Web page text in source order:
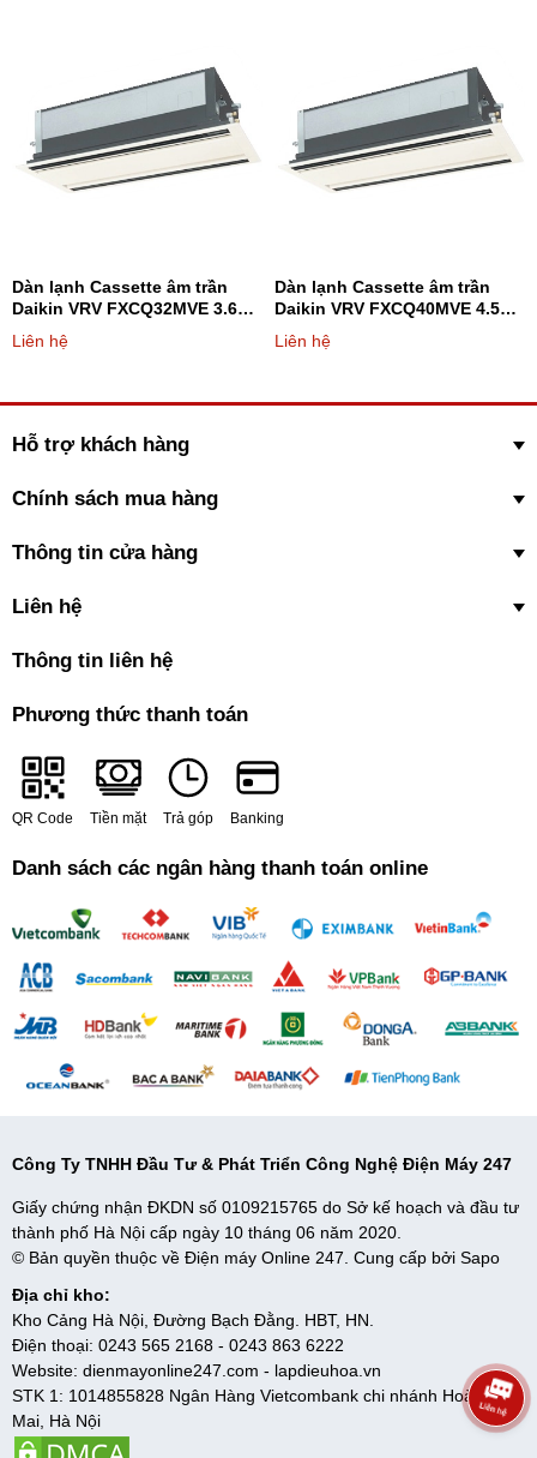
dienmayonline247.com
Dàn lạnh Cassette âm trần
Daikin VRV FXCQ32MVE 3.6kW
1 chiều - Loại 2 hướng thổi
Liên hệ
Dàn lạnh Cassette âm trần
Daikin VRV FXCQ40MVE 4.5kW
1 chiều - Loại 2 hướng thổi
Liên hệ
Hỗ trợ khách hàng
Chính sách mua hàng
Thông tin cửa hàng
Liên hệ
Thông tin liên hệ
Phương thức thanh toán
QR Code Tiền mặt Trả góp Banking
Danh sách các ngân hàng thanh toán online
Công Ty TNHH Đầu Tư & Phát Triển Công Nghệ Điện Máy 247
Giấy chứng nhận ĐKDN số 0109215765 do Sở kế hoạch và đầu tư
thành phố Hà Nội cấp ngày 10 tháng 06 năm 2020.
© Bản quyền thuộc về Điện máy Online 247. Cung cấp bởi Sapo
Địa chỉ kho:
Kho Cảng Hà Nội, Đường Bạch Đằng. HBT, HN.
Điện thoại: 0243 565 2168 - 0243 863 6222
Website: dienmayonline247.com - lapdieuhoa.vn
STK 1: 1014855828 Ngân Hàng Vietcombank chi nhánh Hoàng
Mai, Hà Nội